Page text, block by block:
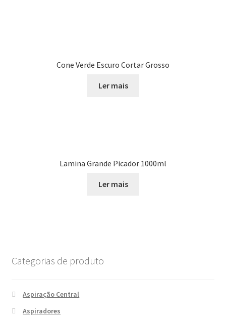
Cone Verde Escuro Cortar Grosso
Ler mais
Lamina Grande Picador 1000ml
Ler mais
Categorias de produto
Aspiração Central
Aspiradores